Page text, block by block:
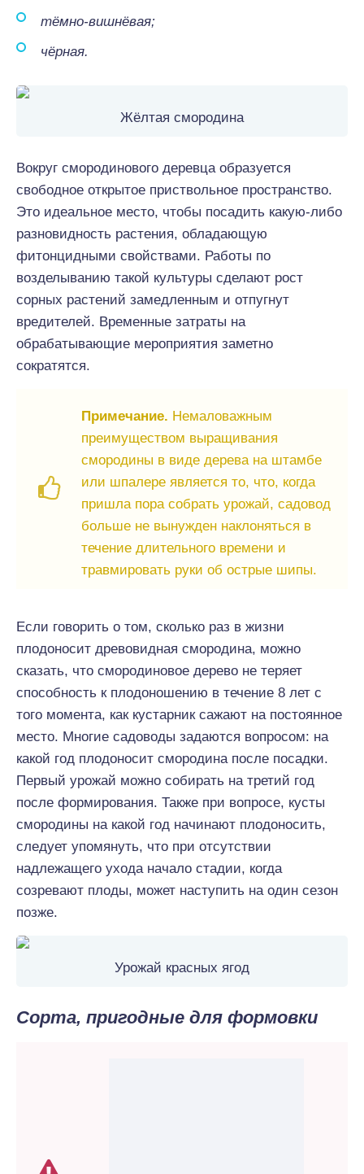
тёмно-вишнёвая;
чёрная.
Жёлтая смородина
Вокруг смородинового деревца образуется
свободное открытое приствольное пространство.
Это идеальное место, чтобы посадить какую-либо
разновидность растения, обладающую
фитонцидными свойствами. Работы по
возделыванию такой культуры сделают рост
сорных растений замедленным и отпугнут
вредителей. Временные затраты на
обрабатывающие мероприятия заметно
сократятся.
Примечание. Немаловажным
преимуществом выращивания
смородины в виде дерева на штамбе
или шпалере является то, что, когда
пришла пора собрать урожай, садовод
больше не вынужден наклоняться в
течение длительного времени и
травмировать руки об острые шипы.
Если говорить о том, сколько раз в жизни
плодоносит древовидная смородина, можно
сказать, что смородиновое дерево не теряет
способность к плодоношению в течение 8 лет с
того момента, как кустарник сажают на постоянное
место. Многие садоводы задаются вопросом: на
какой год плодоносит смородина после посадки.
Первый урожай можно собирать на третий год
после формирования. Также при вопросе, кусты
смородины на какой год начинают плодоносить,
следует упомянуть, что при отсутствии
надлежащего ухода начало стадии, когда
созревают плоды, может наступить на один сезон
позже.
Урожай красных ягод
Сорта, пригодные для формовки